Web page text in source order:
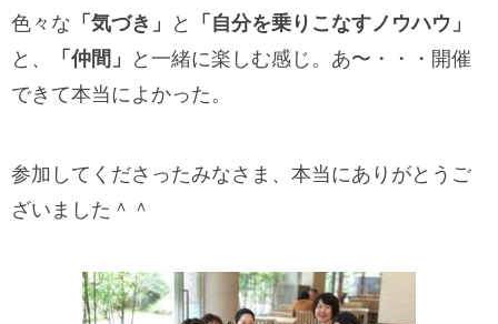
色々な 「気づき」 と
「自分を乗りこなすノウハウ」
と、
「仲間」
と一緒に楽しむ感じ。あ〜・・・開催
できて本当によかった。
参加してくださったみなさま、本当にありがとうご
ざいました＾＾